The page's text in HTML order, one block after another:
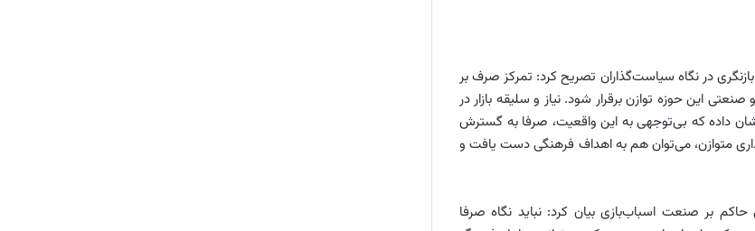
در نگاه سیاست‌گذاران تصریح کرد: تمرکز صرف بر
این حوزه توازن برقرار شود. نیاز و سلیقه بازار در
داده که بی‌توجهی به این واقعیت، صرفا به گسترش
متوازن، می‌توان هم به اهداف فرهنگی دست یافت و
حاکم بر صنعت اسباب‌بازی بیان کرد: نباید نگاه صرفا